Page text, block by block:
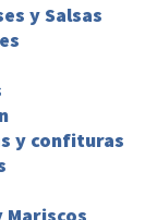
y Salsas
y confituras